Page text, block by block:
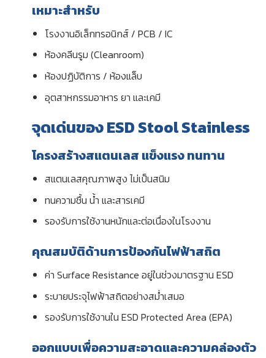
เหมาะสำหรับ
โรงงานอิเล็กทรอนิกส์ / PCB / IC
ห้องคลีนรูม (Cleanroom)
ห้องปฏิบัติการ / ห้องแล็บ
อุตสาหกรรมอาหาร ยา และเคมี
จุดเด่นของ ESD Stool Stainless
โครงสร้างสแตนเลส แข็งแรง ทนทาน
สแตนเลสคุณภาพสูง ไม่เป็นสนิม
ทนความชื้น น้ำ และสารเคมี
รองรับการใช้งานหนักและต่อเนื่องในโรงงาน
คุณสมบัติด้านการป้องกันไฟฟ้าสถิต
ค่า Surface Resistance อยู่ในช่วงมาตรฐาน ESD
ระบายประจุไฟฟ้าสถิตอย่างสม่ำเสมอ
รองรับการใช้งานใน ESD Protected Area (EPA)
ออกแบบเพื่อความสะอาดและความคล่องตัว